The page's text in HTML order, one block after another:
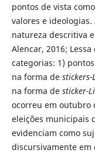
pontos de vista
valores e
natureza descritiva
Alencar, 2016;
categorias: 1)
na forma de stickers-
na forma de sticker-
ocorreu em outubro
eleições municipais
evidenciam como
discursivamente em